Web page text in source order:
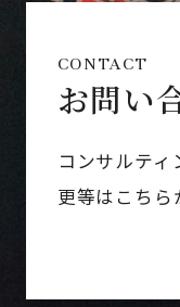
CONTACT
お問い
コンサルテ
更等はこちら